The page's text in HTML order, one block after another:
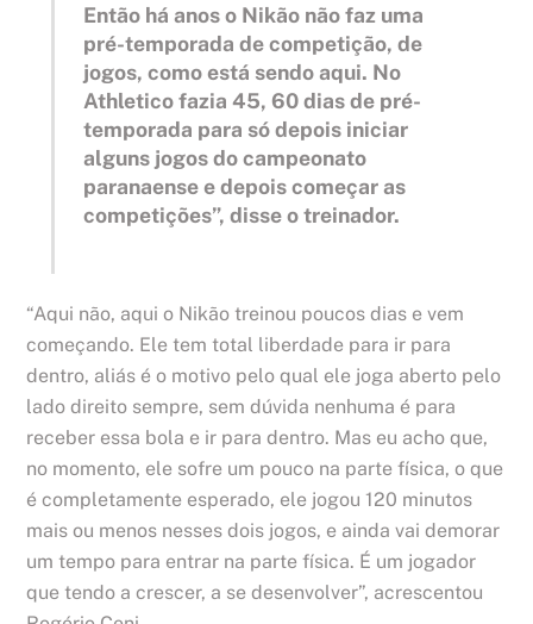
Então há anos o Nikão não faz uma
pré-temporada de competição, de
jogos, como está sendo aqui. No
Athletico fazia 45, 60 dias de pré-
temporada para só depois iniciar
alguns jogos do campeonato
paranaense e depois começar as
competições”, disse o treinador.
“Aqui não, aqui o Nikão treinou poucos dias e vem
começando. Ele tem total liberdade para ir para
dentro, aliás é o motivo pelo qual ele joga aberto pelo
lado direito sempre, sem dúvida nenhuma é para
receber essa bola e ir para dentro. Mas eu acho que,
no momento, ele sofre um pouco na parte física, o que
é completamente esperado, ele jogou 120 minutos
mais ou menos nesses dois jogos, e ainda vai demorar
um tempo para entrar na parte física. É um jogador
que tendo a crescer, a se desenvolver”, acrescentou